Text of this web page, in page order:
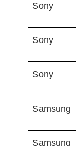
Sony
Sony
Sony
Samsung
Samsung